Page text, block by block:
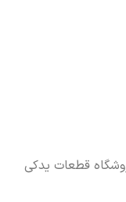
قطعات یدکی